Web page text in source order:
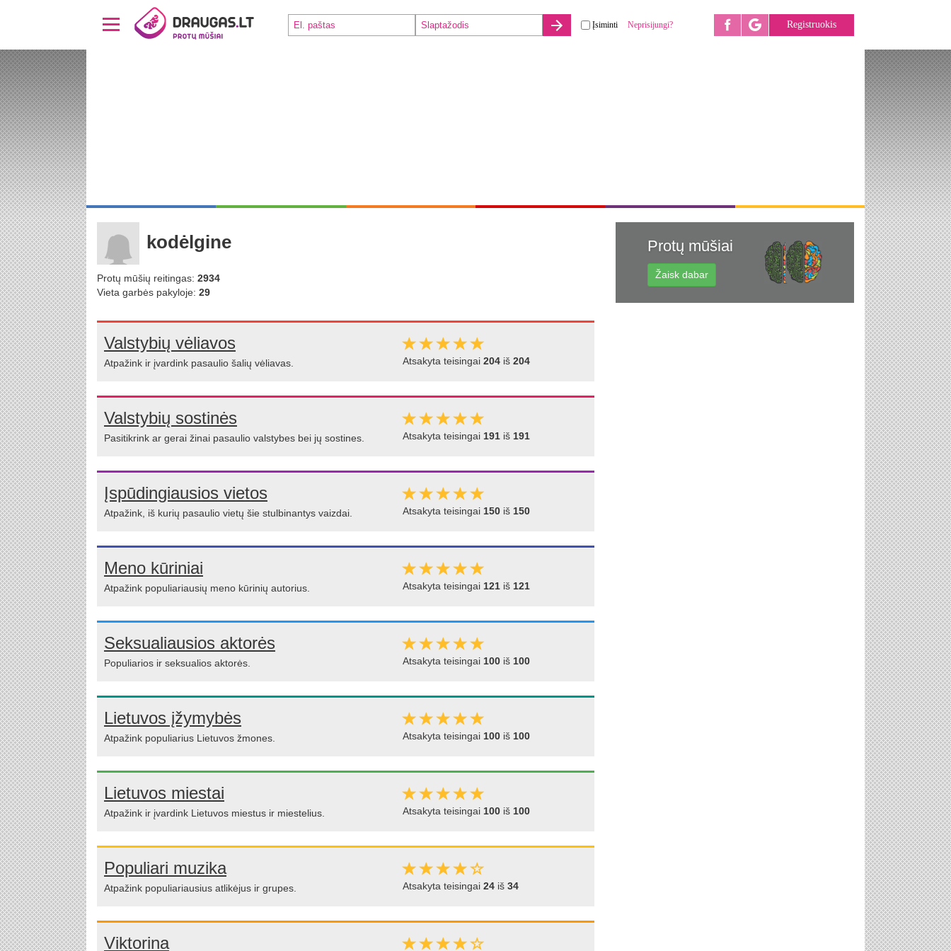
Įsiminti Neprisijungi? Registruokis
kodėlgine
Protų mūšių reitingas: 2934
Vieta garbės pakyloje: 29
Valstybių vėliavos
Atpažink ir įvardink pasaulio šalių vėliavas. Atsakyta teisingai 204 iš 204
Valstybių sostinės
Pasitikrink ar gerai žinai pasaulio valstybes bei jų sostines. Atsakyta teisingai 191 iš 191
Įspūdingiausios vietos
Atpažink, iš kurių pasaulio vietų šie stulbinantys vaizdai. Atsakyta teisingai 150 iš 150
Meno kūriniai
Atpažink populiariausių meno kūrinių autorius. Atsakyta teisingai 121 iš 121
Seksualiausios aktorės
Populiarios ir seksualios aktorės. Atsakyta teisingai 100 iš 100
Lietuvos įžymybės
Atpažink populiarius Lietuvos žmones. Atsakyta teisingai 100 iš 100
Lietuvos miestai
Atpažink ir įvardink Lietuvos miestus ir miestelius. Atsakyta teisingai 100 iš 100
Populiari muzika
Atpažink populiariausius atlikėjus ir grupes. Atsakyta teisingai 24 iš 34
Viktorina
Protų mūšiai
Žaisk dabar